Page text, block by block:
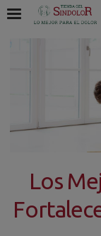
Los